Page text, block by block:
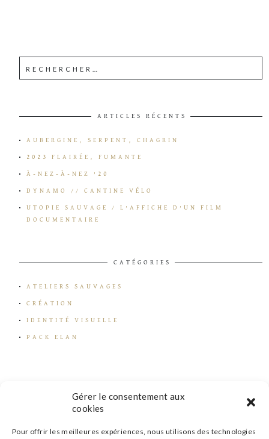
Gérer le consentement aux
cookies
Pour offrir les meilleures expériences, nous utilisons des technologies
ARTICLES RÉCENTS
AUBERGINE, SERPENT, CHAGRIN
2023 FLAIRÉE, FUMANTE
À-NEZ-À-NEZ ’20
DYNAMO // CANTINE VÉLO
UTOPIE SAUVAGE / L’AFFICHE D’UN FILM
DOCUMENTAIRE
CATÉGORIES
ATELIERS SAUVAGES
CRÉATION
IDENTITÉ VISUELLE
PACK ELAN